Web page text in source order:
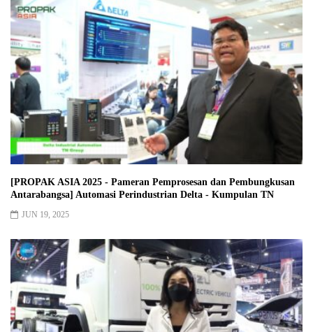
[PROPAK ASIA 2025 - Pameran Pemprosesan dan Pembungkusan
Antarabangsa] Automasi Perindustrian Delta - Kumpulan TN
JUN 19, 2025